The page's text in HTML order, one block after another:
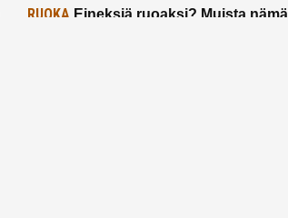
RUOKA Eineksiä ruoaksi? Muista nämä